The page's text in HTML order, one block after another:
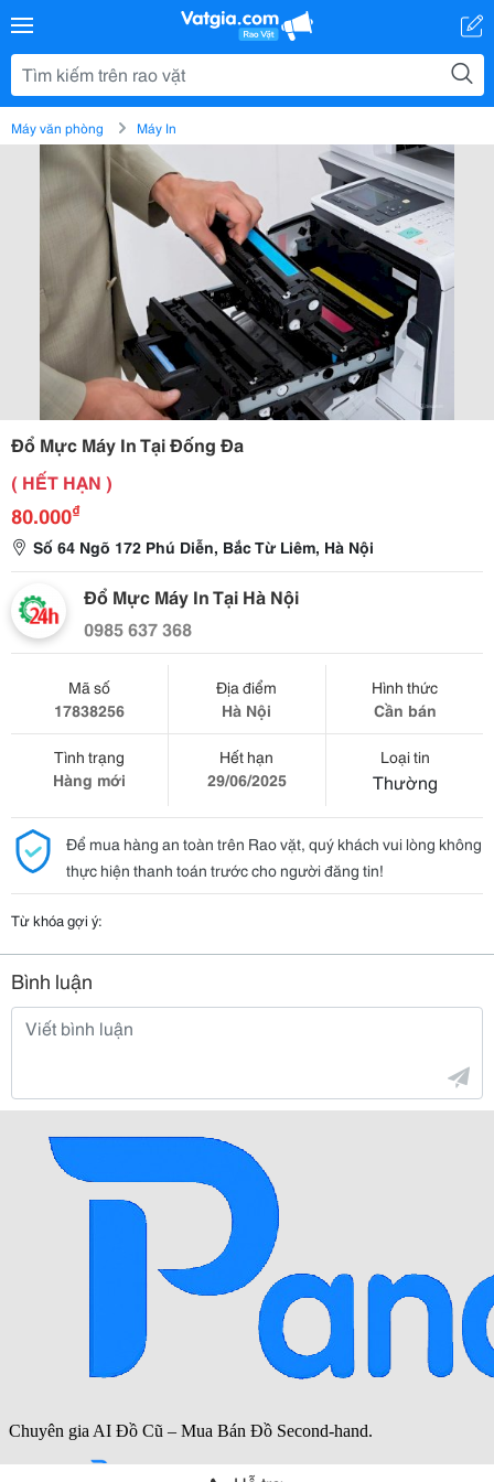
Máy văn phòng Máy In
Đổ Mực Máy In Tại Đống Đa
( HẾT HẠN )
80.000₫
Số 64 Ngõ 172 Phú Diễn, Bắc Từ Liêm, Hà Nội
Đổ Mực Máy In Tại Hà Nội
0985 637 368
Mã số
17838256
Địa điểm
Hà Nội
Hình thức
Cần bán
Tình trạng
Hàng mới
Hết hạn
29/06/2025
Loại tin
Thường
Để mua hàng an toàn trên Rao vặt, quý khách vui lòng không
thực hiện thanh toán trước cho người đăng tin!
Từ khóa gợi ý:
Bình luận